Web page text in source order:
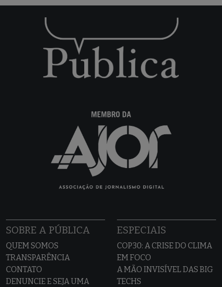
SOBRE A PÚBLICA
QUEM SOMOS
TRANSPARÊNCIA
CONTATO
DENUNCIE E SEJA UMA
ESPECIAIS
COP30: A CRISE DO CLIMA
EM FOCO
A MÃO INVISÍVEL DAS BIG
TECHS